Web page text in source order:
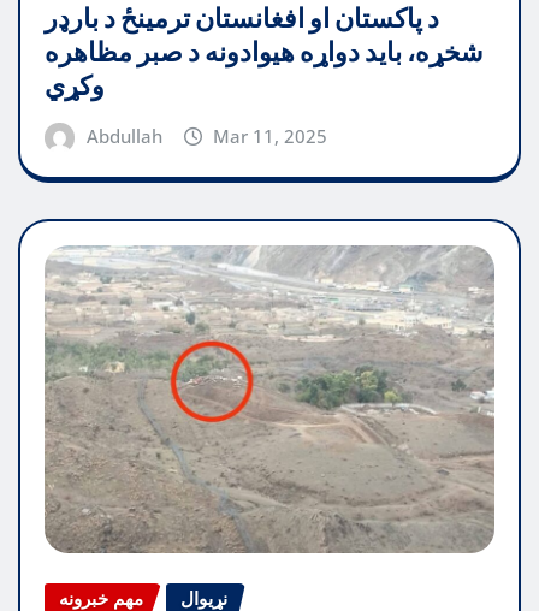
د پاکستان او افغانستان ترمینځ د بارډر
شخړه، باید دواړه هیوادونه د صبر مظاهره
وکړي
Abdullah Mar 11, 2025
مهم خبرونه نړیوال